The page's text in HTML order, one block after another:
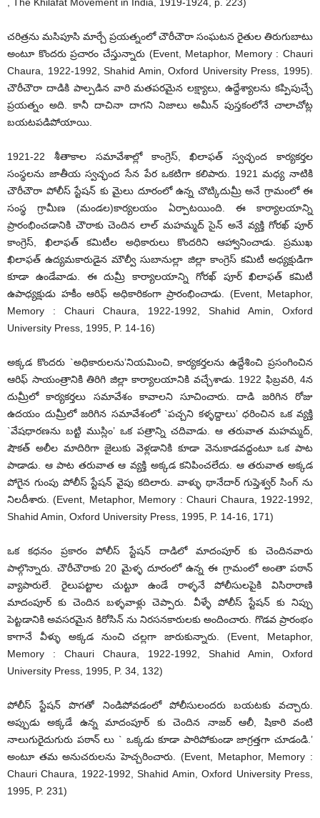
చరిత్రను మసిపూసి మార్చే ప్రయత్నంలో చౌరీచౌరా సంఘటన రైతుల తిరుగుబాటు
అంటూ కొందరు ప్రచారం చేస్తున్నారు (Event, Metaphor, Memory : Chauri
Chaura, 1922-1992, Shahid Amin, Oxford University Press, 1995).
చౌరీచౌరా దాడికి పాల్పడిన వారి మతపరమైన లక్ష్యాలు, ఉద్దేశ్యాలను కప్పిపుచ్చే
ప్రయత్నం అది. కానీ దాచినా దాగని నిజాలు అమీన్ పుస్తకంలోనే చాలాచోట్ల
బయటపడిపోయాయి.
1921-22 శీతాకాల సమావేశాల్లో కాంగ్రెస్, ఖిలాఫత్ స్వచ్ఛంద కార్యకర్తల
సంస్థలను జాతీయ స్వచ్ఛంద సేన పేర ఒకటిగా కలిపారు. 1921 మధ్య నాటికి
చౌరీచౌరా పోలీస్ స్టేషన్ కు మైలు దూరంలో ఉన్న చొట్కిదుమ్రీ అనే గ్రామంలో ఈ
సంస్థ గ్రామీణ (మండల)కార్యలయం ఏర్పాటయింది. ఈ కార్యాలయాన్ని
ప్రారంభించడానికి చౌరాకు చెందిన లాల్ మహమ్మద్ సైన్ అనే వ్యక్తి గోరఖ్ పూర్
కాంగ్రెస్, ఖిలాఫత్ కమిటీల అధికారులు కొందరిని ఆహ్వానించాడు. ప్రముఖ
ఖిలాఫత్ ఉద్యమకారుడైన మౌల్వీ సుబానుల్లా జిల్లా కాంగ్రెస్ కమిటీ అధ్యక్షుడిగా
కూడా ఉండేవాడు. ఈ దుమ్రీ కార్యాలయాన్ని గోరఖ్ పూర్ ఖిలాఫత్ కమిటీ
ఉపాధ్యక్షుడు హకీం ఆరిఫ్ అధికారికంగా ప్రారంభించాడు. (Event, Metaphor,
Memory : Chauri Chaura, 1922-1992, Shahid Amin, Oxford
University Press, 1995, P. 14-16)
అక్కడ కొందరు `అధికారులను’నియమించి, కార్యకర్తలను ఉద్దేశించి ప్రసంగించిన
ఆరిఫ్ సాయంత్రానికి తిరిగి జిల్లా కార్యాలయానికి వచ్చేశాడు. 1922 ఫిబ్రవరి, 4న
దుమ్రీలో కార్యకర్తలు సమావేశం కావాలని సూచించారు. దాడి జరిగిన రోజు
ఉదయం దుమ్రీలో జరిగిన సమావేశంలో `పచ్చని కళ్ళద్దాలు’ ధరించిన ఒక వ్యక్తి
`వేషధారణను బట్టి ముస్లిం’ ఒక పత్రాన్ని చదివాడు. ఆ తరువాత మహమ్మద్,
షౌకత్ అలీల మాదిరిగా జైలుకు వెళ్లడానికి కూడా వెనుకాడవద్దంటూ ఒక పాట
పాడాడు. ఆ పాట తరువాత ఆ వ్యక్తి అక్కడ కనిపించలేదు. ఆ తరువాత అక్కడ
పోగైన గుంపు పోలీస్ స్టేషన్ వైపు కదిలారు. వాళ్ళు థానేదార్ గుప్తెశ్వర్ సింగ్ ను
నిలదీశారు. (Event, Metaphor, Memory : Chauri Chaura, 1922-1992,
Shahid Amin, Oxford University Press, 1995, P. 14-16, 171)
ఒక కధనం ప్రకారం పోలీస్ స్టేషన్ దాడిలో మాదంపూర్ కు చెందినవారు
పాల్గొన్నారు. చౌరీచౌరాకు 20 మైళ్ళ దూరంలో ఉన్న ఈ గ్రామంలో అంతా పఠాన్
వ్యాపారులే. రైలుపట్టాల చుట్టూ ఉండే రాళ్ళనే పోలీసులపైకి విసిరారాణి
మాదంపూర్ కు చెందిన బళ్ళవాళ్లు చెప్పారు. వీళ్ళే పోలీస్ స్టేషన్ కు నిప్పు
పెట్టడానికి అవసరమైన కిరోసిన్ ను నిరసనకారులకు అందించారు. గొడవ ప్రారంభం
కాగానే వీళ్ళు అక్కడ నుంచి చల్లగా జారుకున్నారు. (Event, Metaphor,
Memory : Chauri Chaura, 1922-1992, Shahid Amin, Oxford
University Press, 1995, P. 34, 132)
పోలీస్ స్టేషన్ పొగతో నిండిపోవడంలో పోలీసులందరు బయటకు వచ్చారు.
అప్పుడు అక్కడే ఉన్న మాదంపూర్ కు చెందిన నాజర్ ఆలీ, షికారి వంటి
నాలుగురైదుగురు పఠాన్ లు ` ఒక్కడు కూడా పారిపోకుండా జాగ్రత్తగా చూడండి.’
అంటూ తమ అనుచరులను హెచ్చరించారు. (Event, Metaphor, Memory :
Chauri Chaura, 1922-1992, Shahid Amin, Oxford University Press,
1995, P. 231)